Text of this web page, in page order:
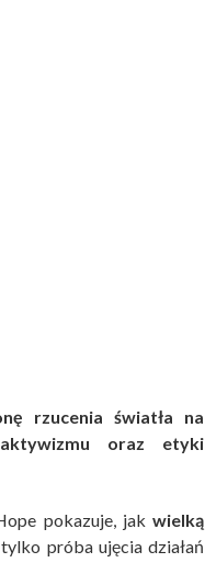
rzucenia światła na
oraz etyki
pokazuje, jak wielką
próba ujęcia działań